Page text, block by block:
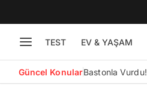
TEST EV & YAŞAM
Güncel KonularBastonla Vurdu!